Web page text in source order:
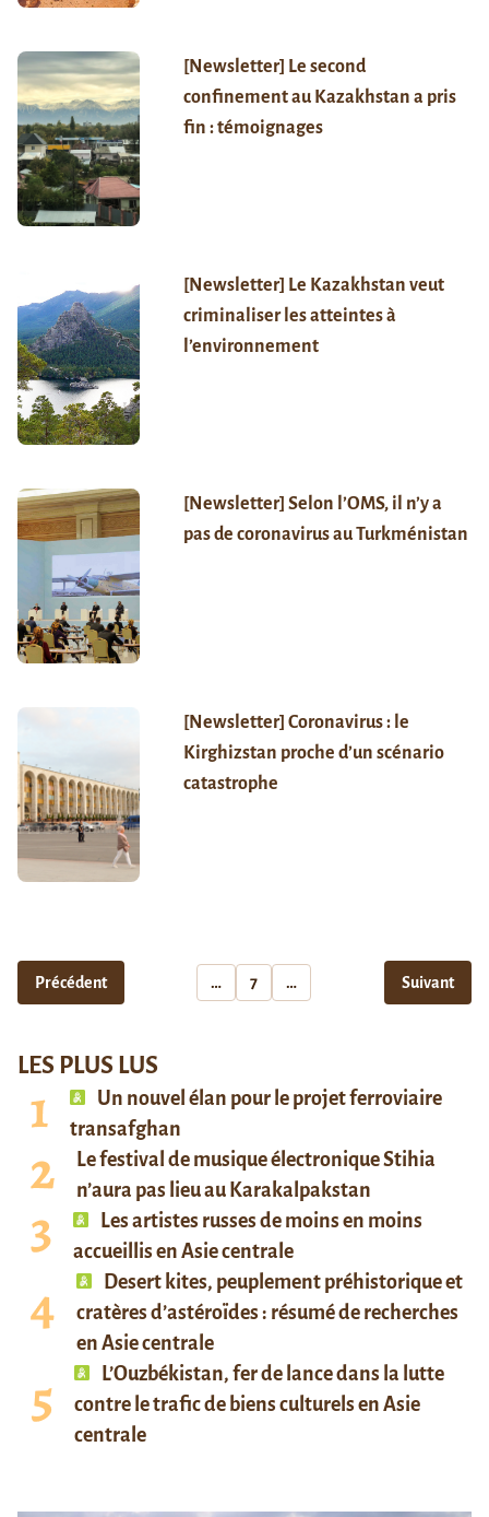
[Newsletter] Le second
confinement au Kazakhstan a pris
fin : témoignages
[Newsletter] Le Kazakhstan veut
criminaliser les atteintes à
l’environnement
[Newsletter] Selon l’OMS, il n’y a
pas de coronavirus au Turkménistan
[Newsletter] Coronavirus : le
Kirghizstan proche d’un scénario
catastrophe
Précédent … 7 … Suivant
LES PLUS LUS
Un nouvel élan pour le projet ferroviaire
transafghan
Le festival de musique électronique Stihia
n’aura pas lieu au Karakalpakstan
Les artistes russes de moins en moins
accueillis en Asie centrale
Desert kites, peuplement préhistorique et
cratères d’astéroïdes : résumé de recherches
en Asie centrale
L’Ouzbékistan, fer de lance dans la lutte
contre le trafic de biens culturels en Asie
centrale